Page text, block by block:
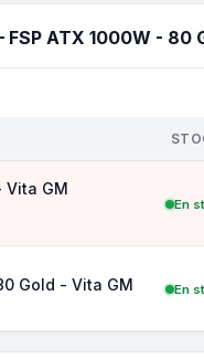
FSP ATX 1000W - 80
Vita GM
En
Gold - Vita GM En